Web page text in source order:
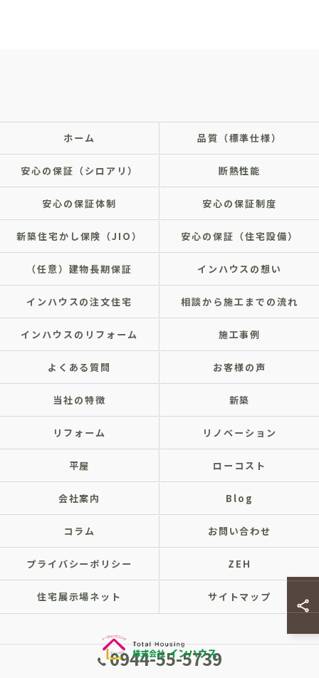
0944-55-5739
ホーム 品質（標準仕様）
安心の保証（シロアリ） 断熱性能
安心の保証体制 安心の保証制度
新築住宅かし保険（JIO） 安心の保証（住宅設備）
（任意）建物長期保証 インハウスの想い
インハウスの注文住宅 相談から施工までの流れ
インハウスのリフォーム 施工事例
よくある質問 お客様の声
当社の特徴 新築
リフォーム リノベーション
平屋 ローコスト
会社案内 Blog
コラム お問い合わせ
プライバシーポリシー ZEH
住宅展示場ネット サイトマップ